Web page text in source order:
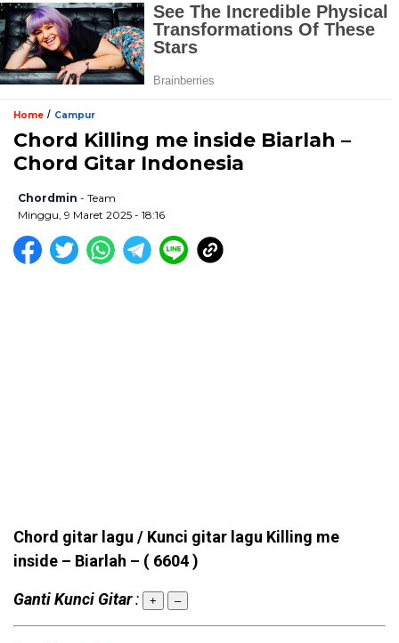
Home / Campur
Chord Killing me inside Biarlah –
Chord Gitar Indonesia
Chordmin - Team
Minggu, 9 Maret 2025 - 18:16
Chord gitar lagu / Kunci gitar lagu Killing me
inside – Biarlah – ( 6604 )
Ganti Kunci Gitar: + –